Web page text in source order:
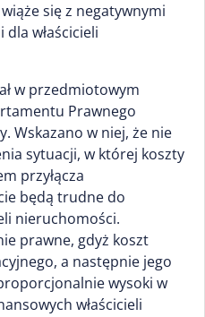
się z negatywnymi
właścicieli
w przedmiotowym
Prawnego
Wskazano w niej, że nie
sytuacji, w której koszty
przyłącza
będą trudne do
nieruchomości.
prawne, gdyż koszt
a następnie jego
wysoki w
właścicieli